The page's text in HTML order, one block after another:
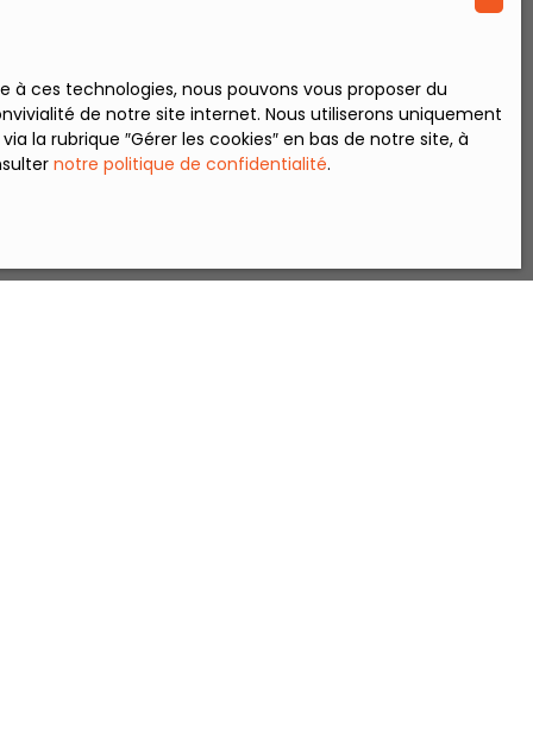
ces technologies, nous pouvons vous proposer du
de notre site internet. Nous utiliserons uniquement
la rubrique ″Gérer les cookies″ en bas de notre site, à
notre politique de confidentialité.